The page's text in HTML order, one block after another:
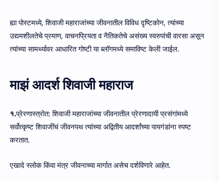
ह्या पोस्टमध्ये, शिवाजी महाराजांच्या जीवनातील विविध दृष्टिकोन, त्यांच्या
उद्यमशीलतेचे प्रमाण, वाचनप्रियता व नैतिकतेचे असंख्य स्वरुपांची वारसा असून
त्यांच्या सामर्थ्यावर आधारित गोष्टी या ब्लॉगमध्ये समाविष्ट केली जाईल.
माझं आदर्श शिवाजी महाराज
१.प्रेरणास्त्रोत: शिवाजी महाराजांच्या जीवनातील प्रेरणादायी प्रसंगांमध्ये
सर्वोत्कृष्ट शिवाजींचं जीवनपथ त्यांच्या अद्वितीय आदर्शांच्या पायगंडांना स्पष्ट
करतात.
एखादे स्लोक किंवा मंत्र जीवनाच्या मार्गात असेच दर्शविणारे आहेत.